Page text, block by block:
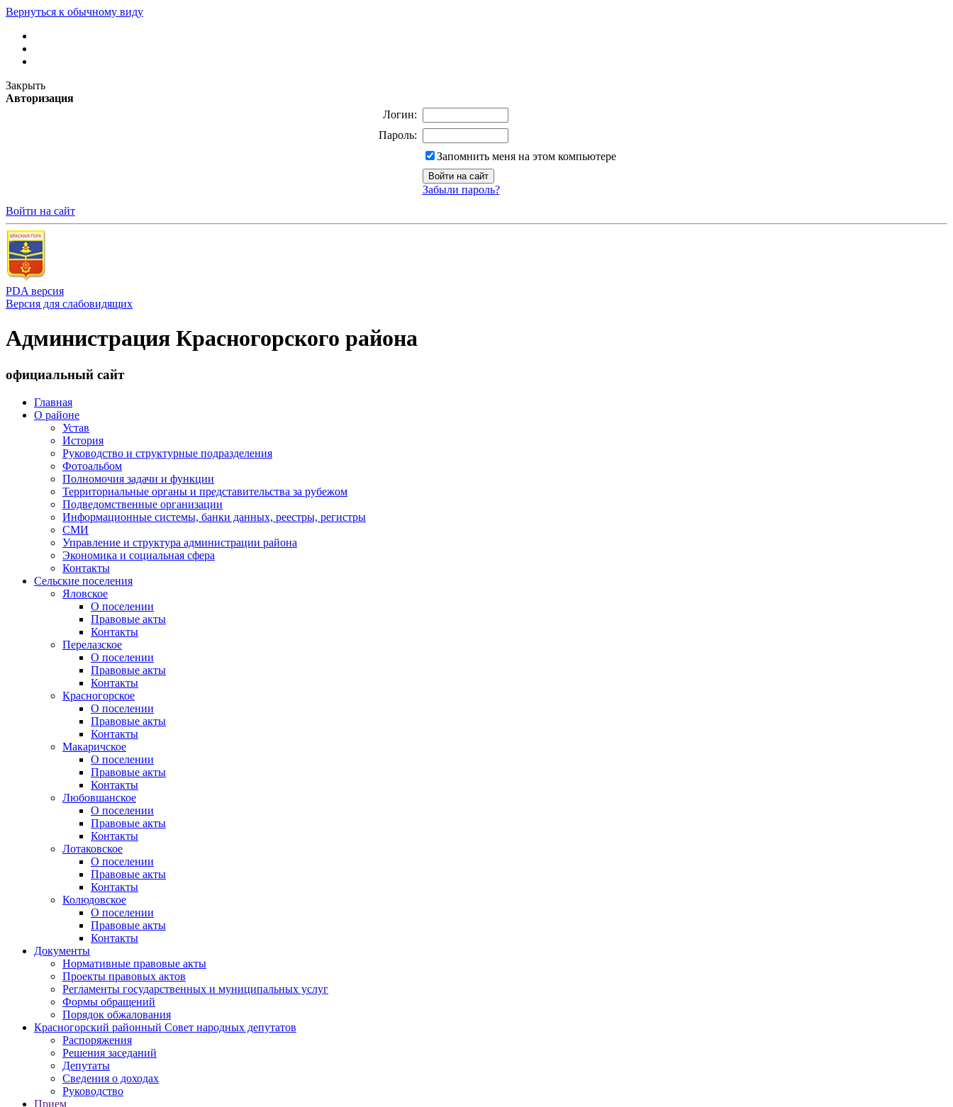
Вернуться к обычному виду
Закрыть
Авторизация
Логин:
Пароль:
Запомнить меня на этом компьютере
Забыли пароль?
Войти на сайт
PDA версия
Версия для слабовидящих
Администрация Красногорского района
официальный сайт
Главная
О районе
Устав
История
Руководство и структурные подразделения
Фотоальбом
Полномочия задачи и функции
Территориальные органы и представительства за рубежом
Подведомственные организации
Информационные системы, банки данных, реестры, регистры
СМИ
Управление и структура администрации района
Экономика и социальная сфера
Контакты
Сельские поселения
Яловское
О поселении
Правовые акты
Контакты
Перелазское
О поселении
Правовые акты
Контакты
Красногорское
О поселении
Правовые акты
Контакты
Макаричское
О поселении
Правовые акты
Контакты
Любовшанское
О поселении
Правовые акты
Контакты
Лотаковское
О поселении
Правовые акты
Контакты
Колюдовское
О поселении
Правовые акты
Контакты
Документы
Нормативные правовые акты
Проекты правовых актов
Регламенты государственных и муниципальных услуг
Формы обращений
Порядок обжалования
Красногорский районный Совет народных депутатов
Распоряжения
Решения заседаний
Депутаты
Сведения о доходах
Руководство
Прием